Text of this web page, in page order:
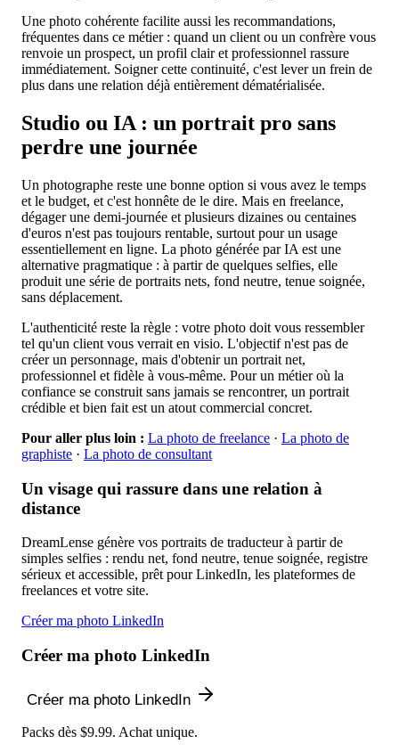
Une photo cohérente facilite aussi les recommandations,
fréquentes dans ce métier : quand un client ou un confrère vous
renvoie un prospect, un profil clair et professionnel rassure
immédiatement. Soigner cette continuité, c'est lever un frein de
plus dans une relation déjà entièrement dématérialisée.
Studio ou IA : un portrait pro sans
perdre une journée
Un photographe reste une bonne option si vous avez le temps
et le budget, et c'est honnête de le dire. Mais en freelance,
dégager une demi-journée et plusieurs dizaines ou centaines
d'euros n'est pas toujours rentable, surtout pour un usage
essentiellement en ligne. La photo générée par IA est une
alternative pragmatique : à partir de quelques selfies, elle
produit une série de portraits nets, fond neutre, tenue soignée,
sans déplacement.
L'authenticité reste la règle : votre photo doit vous ressembler
tel qu'un client vous verrait en visio. L'objectif n'est pas de
créer un personnage, mais d'obtenir un portrait net,
professionnel et fidèle à vous-même. Pour un métier où la
confiance se construit sans jamais se rencontrer, un portrait
crédible et bien fait est un atout commercial concret.
Pour aller plus loin : La photo de freelance · La photo de
graphiste · La photo de consultant
Un visage qui rassure dans une relation à
distance
DreamLense génère vos portraits de traducteur à partir de
simples selfies : rendu net, fond neutre, tenue soignée, registre
sérieux et accessible, prêt pour LinkedIn, les plateformes de
freelances et votre site.
Créer ma photo LinkedIn
Créer ma photo LinkedIn
Créer ma photo LinkedIn
Packs dès $9.99. Achat unique.